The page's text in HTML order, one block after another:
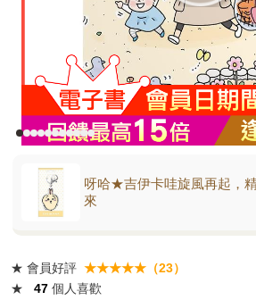
呀哈★吉伊卡哇旋風再起，
來
★ 會員好評 ★★★★★（23）
★
47 個人喜歡